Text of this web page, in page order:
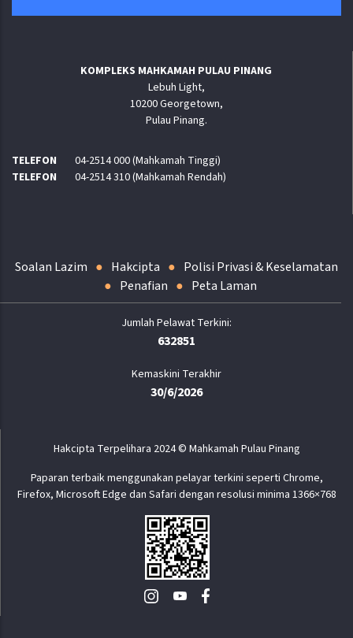
KOMPLEKS MAHKAMAH PULAU PINANG
Lebuh Light,
10200 Georgetown,
Pulau Pinang.
TELEFON
04-2514 000 (Mahkamah Tinggi)
TELEFON
04-2514 310 (Mahkamah Rendah)
Soalan Lazim Hakcipta
Polisi Privasi & Keselamatan
Penafian
Peta Laman
632851
Kemaskini Terakhir
30/6/2026
Hakcipta Terpelihara 2024 © Mahkamah Pulau Pinang
Paparan terbaik menggunakan pelayar terkini seperti Chrome,
Firefox, Microsoft Edge dan Safari dengan resolusi minima 1366×768